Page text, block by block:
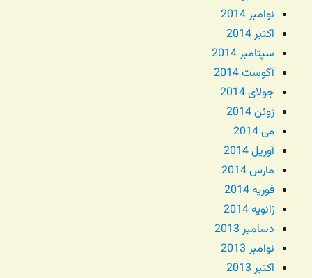
نوامبر 2014
اکتبر 2014
سپتامبر 2014
آگوست 2014
جولای 2014
ژوئن 2014
می 2014
آوریل 2014
مارس 2014
فوریه 2014
ژانویه 2014
دسامبر 2013
نوامبر 2013
اکتبر 2013